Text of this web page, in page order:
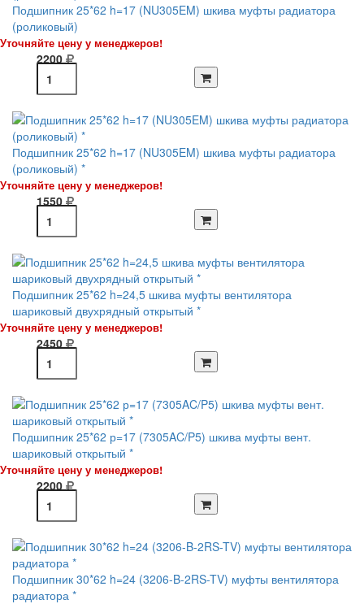
Подшипник 25*62 h=17 (NU305EM) шкива муфты радиатора
(роликовый)
Уточняйте цену у менеджеров!
2200
Подшипник 25*62 h=17 (NU305EM) шкива муфты радиатора
(роликовый) *
Уточняйте цену у менеджеров!
1550
Подшипник 25*62 h=24,5 шкива муфты вентилятора
шариковый двухрядный открытый *
Уточняйте цену у менеджеров!
2450
Подшипник 25*62 р=17 (7305AC/P5) шкива муфты вент.
шариковый открытый *
Уточняйте цену у менеджеров!
2200
Подшипник 30*62 h=24 (3206-B-2RS-TV) муфты вентилятора
радиатора *